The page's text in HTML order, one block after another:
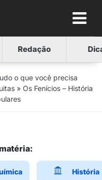
Redação
o que você precisa
» Os Fenícios – História
História